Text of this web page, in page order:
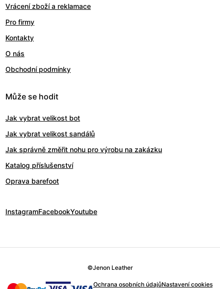
Vrácení zboží a reklamace
Pro firmy
Kontakty
O nás
Obchodní podmínky
Může se hodit
Jak vybrat velikost bot
Jak vybrat velikost sandálů
Jak správně změřit nohu pro výrobu na zakázku
Katalog příslušenství
Oprava barefoot
InstagramFacebookYoutube
©Jenon Leather
Ochrana osobních údajůNastavení cookies